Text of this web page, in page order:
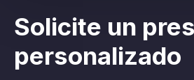
Solicite un
personalizado